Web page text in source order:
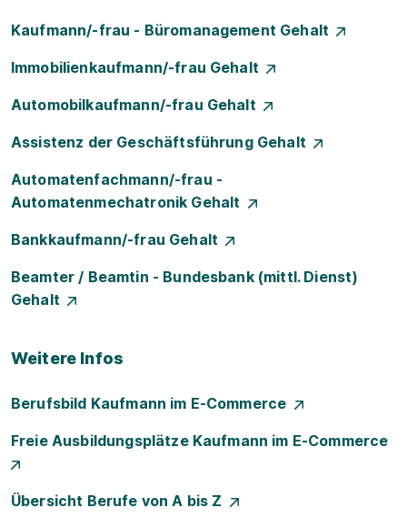
Kaufmann/-frau - Büromanagement Gehalt
Immobilienkaufmann/-frau Gehalt
Automobilkaufmann/-frau Gehalt
Assistenz der Geschäftsführung Gehalt
Automatenfachmann/-frau -
Automatenmechatronik Gehalt
Bankkaufmann/-frau Gehalt
Beamter / Beamtin - Bundesbank (mittl. Dienst)
Gehalt
Weitere Infos
Berufsbild Kaufmann im E-Commerce
Freie Ausbildungsplätze Kaufmann im E-Commerce
Übersicht Berufe von A bis Z